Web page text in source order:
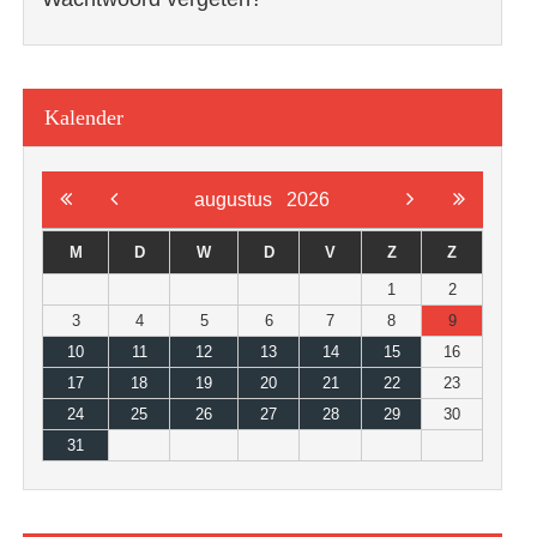
Kalender
augustus 2026
M D W D V Z Z
1
2
3
4 5 6 7 8
9
10
11 12 13 14 15
16
17
18 19 20 21 22
23
24
25 26 27 28 29
30
31